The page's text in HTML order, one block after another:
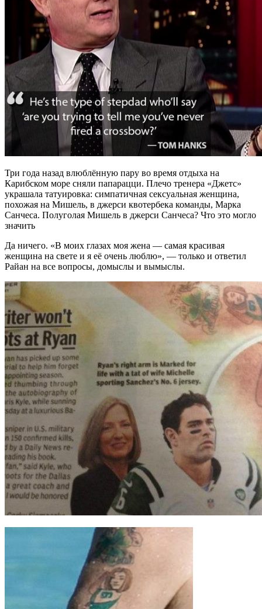
Три года назад влюблённую пару во время отдыха на
Карибском море сняли папарацци. Плечо тренера «Джетс»
украшала татуировка: симпатичная сексуальная женщина,
похожая на Мишель, в джерси квотербека команды, Марка
Санчеса. Полуголая Мишель в джерси Санчеса? Что это могло
значить
Да ничего. «В моих глазах моя жена — самая красивая
женщина на свете и я её очень люблю», — только и ответил
Райан на все вопросы, домыслы и вымыслы.